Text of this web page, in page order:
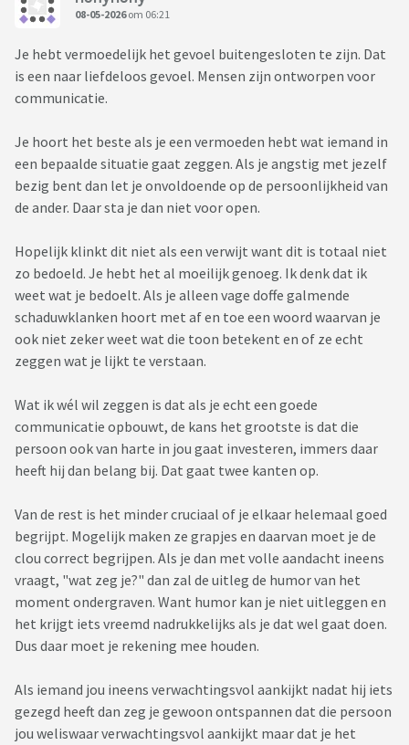
08-05-2026om 06:21
Je hebt vermoedelijk het gevoel buitengesloten te zijn. Dat
is een naar liefdeloos gevoel. Mensen zijn ontworpen voor
communicatie.
Je hoort het beste als je een vermoeden hebt wat iemand in
een bepaalde situatie gaat zeggen. Als je angstig met jezelf
bezig bent dan let je onvoldoende op de persoonlijkheid van
de ander. Daar sta je dan niet voor open.
Hopelijk klinkt dit niet als een verwijt want dit is totaal niet
zo bedoeld. Je hebt het al moeilijk genoeg. Ik denk dat ik
weet wat je bedoelt. Als je alleen vage doffe galmende
schaduwklanken hoort met af en toe een woord waarvan je
ook niet zeker weet wat die toon betekent en of ze echt
zeggen wat je lijkt te verstaan.
Wat ik wél wil zeggen is dat als je echt een goede
communicatie opbouwt, de kans het grootste is dat die
persoon ook van harte in jou gaat investeren, immers daar
heeft hij dan belang bij. Dat gaat twee kanten op.
Van de rest is het minder cruciaal of je elkaar helemaal goed
begrijpt. Mogelijk maken ze grapjes en daarvan moet je de
clou correct begrijpen. Als je dan met volle aandacht ineens
vraagt, "wat zeg je?" dan zal de uitleg de humor van het
moment ondergraven. Want humor kan je niet uitleggen en
het krijgt iets vreemd nadrukkelijks als je dat wel gaat doen.
Dus daar moet je rekening mee houden.
Als iemand jou ineens verwachtingsvol aankijkt nadat hij iets
gezegd heeft dan zeg je gewoon ontspannen dat die persoon
jou weliswaar verwachtingsvol aankijkt maar dat je het